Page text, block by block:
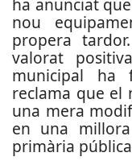
ha anunciat
nou
propera
valorat
municipal
reclama que el
una mera
en una
primària